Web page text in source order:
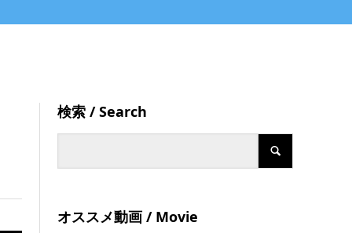
検索 / Search
オススメ動画 / Movie